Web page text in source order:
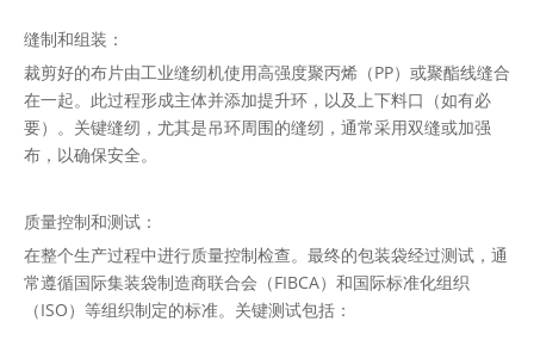
缝制和组装：
裁剪好的布片由工业缝纫机使用高强度聚丙烯（PP）或聚酯线缝合
在一起。此过程形成主体并添加提升环，以及上下料口（如有必
要）。关键缝纫，尤其是吊环周围的缝纫，通常采用双缝或加强
布，以确保安全。
质量控制和测试：
在整个生产过程中进行质量控制检查。最终的包装袋经过测试，通
常遵循国际集装袋制造商联合会（FIBCA）和国际标准化组织
（ISO）等组织制定的标准。关键测试包括：